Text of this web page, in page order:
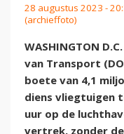
28 augustus 2023 -
(archieffoto)
WASHINGTON
van Transport
boete van 4,1
diens vliegtuigen
uur op de
vertrek, zonder